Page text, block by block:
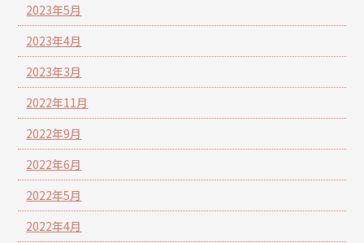
2023年5月
2023年4月
2023年3月
2022年11月
2022年9月
2022年6月
2022年5月
2022年4月